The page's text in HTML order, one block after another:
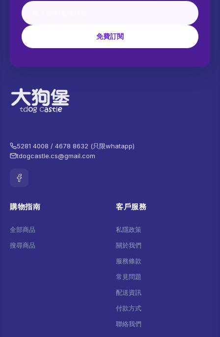
免費訂閱
5281 4008 / 4678 8632 (只限whatapp)
tdogcastle.cs@gmail.com
購物指南
全部商品
搜尋商品
客戶服務
私隱政策
關於我們
服務條款
常見問題
配送資訊
付款方式
聯絡我們